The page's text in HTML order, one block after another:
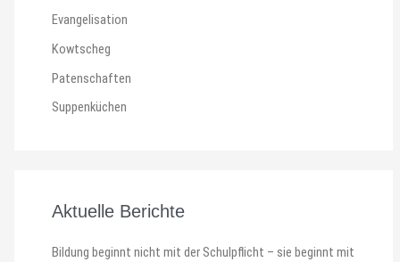
Evangelisation
Kowtscheg
Patenschaften
Suppenküchen
Aktuelle Berichte
Bildung beginnt nicht mit der Schulpflicht – sie beginnt mit